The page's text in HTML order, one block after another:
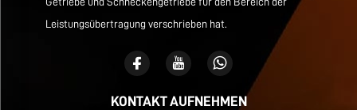
Leistungsübertragung verschrieben hat.
KONTAKT AUFNEHMEN